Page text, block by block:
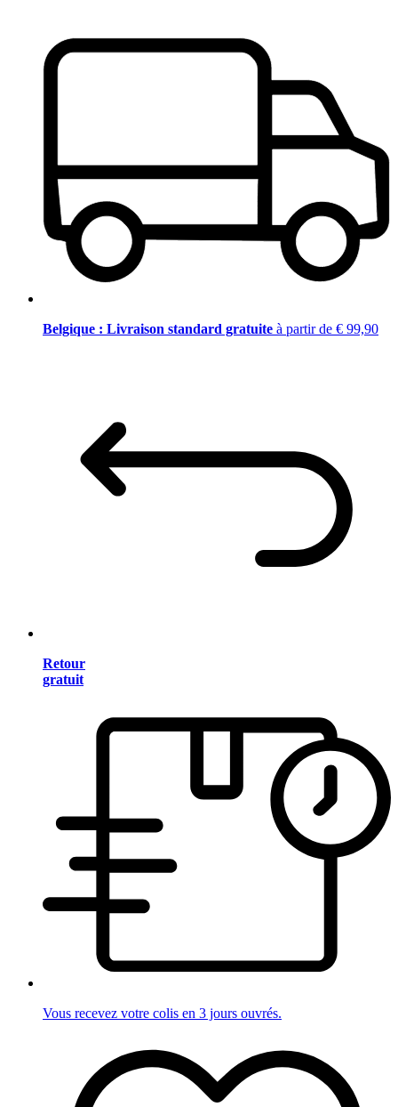
Belgique : Livraison standard gratuite à partir de € 99,90
Retour
gratuit
Vous recevez votre colis en 3 jours ouvrés.